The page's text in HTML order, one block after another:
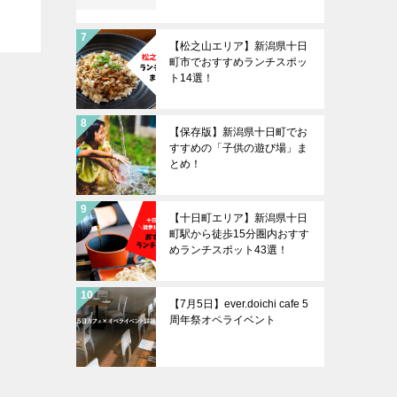
【松之山エリア】新潟県十日
町市でおすすめランチスポッ
ト14選！
【保存版】新潟県十日町でお
すすめの「子供の遊び場」ま
とめ！
【十日町エリア】新潟県十日
町駅から徒歩15分圏内おすす
めランチスポット43選！
【7月5日】ever.doichi cafe 5
周年祭オペライベント